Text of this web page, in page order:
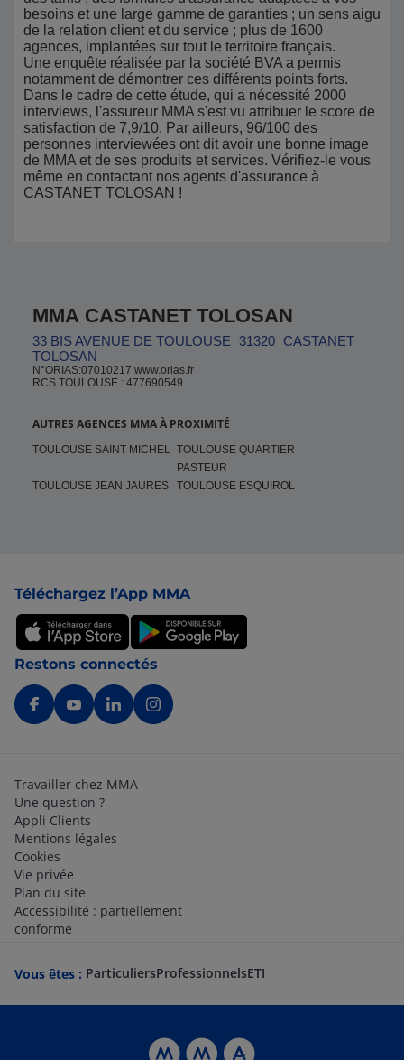
besoins et une large gamme de garanties ; un sens aigu
de la relation client et du service ; plus de 1600
agences, implantées sur tout le territoire français.
Une enquête réalisée par la société BVA a permis
notamment de démontrer ces différents points forts.
Dans le cadre de cette étude, qui a nécessité 2000
interviews, l'assureur MMA s'est vu attribuer le score de
satisfaction de 7,9/10. Par ailleurs, 96/100 des
personnes interviewées ont dit avoir une bonne image
de MMA et de ses produits et services. Vérifiez-le vous
même en contactant nos agents d'assurance à
CASTANET TOLOSAN !
MMA CASTANET TOLOSAN
33 BIS AVENUE DE TOULOUSE 31320 CASTANET
TOLOSAN
N°ORIAS:07010217 www.orias.fr
RCS TOULOUSE : 477690549
AUTRES AGENCES MMA À PROXIMITÉ
TOULOUSE SAINT MICHEL TOULOUSE QUARTIER
PASTEUR
TOULOUSE JEAN JAURES
TOULOUSE ESQUIROL
Téléchargez l’App MMA
Restons connectés
Travailler chez MMA
Une question ?
Appli Clients
Mentions légales
Cookies
Vie privée
Plan du site
Accessibilité : partiellement
conforme
Vous êtes : ParticuliersProfessionnelsETI